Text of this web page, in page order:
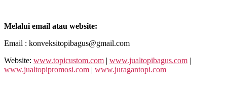
Melalui email atau website:
Email : konveksitopibagus@gmail.com
Website: www.topicustom.com | www.jualtopibagus.com |
www.jualtopipromosi.com | www.juragantopi.com